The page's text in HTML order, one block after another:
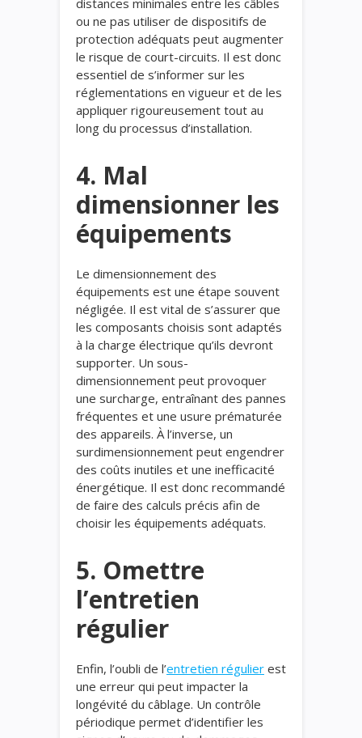
ou ne pas utiliser de dispositifs de
protection adéquats peut augmenter
le risque de court-circuits. Il est donc
essentiel de s’informer sur les
réglementations en vigueur et de les
appliquer rigoureusement tout au
long du processus d’installation.
4. Mal
dimensionner les
équipements
Le dimensionnement des
équipements est une étape souvent
négligée. Il est vital de s’assurer que
les composants choisis sont adaptés
à la charge électrique qu’ils devront
supporter. Un sous-
dimensionnement peut provoquer
une surcharge, entraînant des pannes
fréquentes et une usure prématurée
des appareils. À l’inverse, un
surdimensionnement peut engendrer
des coûts inutiles et une inefficacité
énergétique. Il est donc recommandé
de faire des calculs précis afin de
choisir les équipements adéquats.
5. Omettre
l’entretien
régulier
Enfin, l’oubli de l’entretien régulier est
une erreur qui peut impacter la
longévité du câblage. Un contrôle
périodique permet d’identifier les